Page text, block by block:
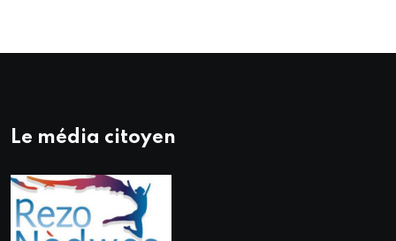
Le média citoyen